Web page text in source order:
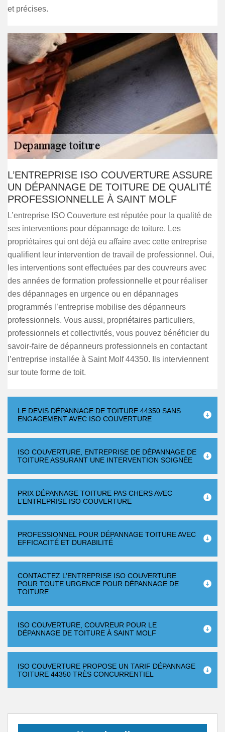
et précises.
L’ENTREPRISE ISO COUVERTURE ASSURE
UN DÉPANNAGE DE TOITURE DE QUALITÉ
PROFESSIONNELLE À SAINT MOLF
L’entreprise ISO Couverture est réputée pour la qualité de
ses interventions pour dépannage de toiture. Les
propriétaires qui ont déjà eu affaire avec cette entreprise
qualifient leur intervention de travail de professionnel. Oui,
les interventions sont effectuées par des couvreurs avec
des années de formation professionnelle et pour réaliser
des dépannages en urgence ou en dépannages
programmés l’entreprise mobilise des dépanneurs
professionnels. Vous aussi, propriétaires particuliers,
professionnels et collectivités, vous pouvez bénéficier du
savoir-faire de dépanneurs professionnels en contactant
l’entreprise installée à Saint Molf 44350. Ils interviennent
sur toute forme de toit.
LE DEVIS DÉPANNAGE DE TOITURE 44350 SANS
ENGAGEMENT AVEC ISO COUVERTURE
ISO COUVERTURE, ENTREPRISE DE DÉPANNAGE DE
TOITURE ASSURANT UNE INTERVENTION SOIGNÉE
PRIX DÉPANNAGE TOITURE PAS CHERS AVEC
L’ENTREPRISE ISO COUVERTURE
PROFESSIONNEL POUR DÉPANNAGE TOITURE AVEC
EFFICACITÉ ET DURABILITÉ
CONTACTEZ L’ENTREPRISE ISO COUVERTURE
POUR TOUTE URGENCE POUR DÉPANNAGE DE
TOITURE
ISO COUVERTURE, COUVREUR POUR LE
DÉPANNAGE DE TOITURE À SAINT MOLF
ISO COUVERTURE PROPOSE UN TARIF DÉPANNAGE
TOITURE 44350 TRÈS CONCURRENTIEL